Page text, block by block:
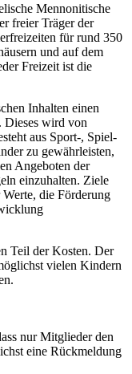
Mennonitische
freier Träger der
für rund 350
und auf dem
Freizeit ist die
Inhalten einen
Dieses wird von
aus Sport-, Spiel-
zu gewährleisten,
Angeboten der
einzuhalten. Ziele
die Förderung
Teil der Kosten. Der
vielen Kindern
nur Mitglieder den
eine Rückmeldung